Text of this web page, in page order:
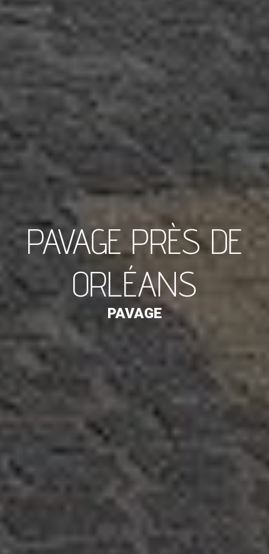
PAVAGE PRÈS DE
ORLÉANS
PAVAGE